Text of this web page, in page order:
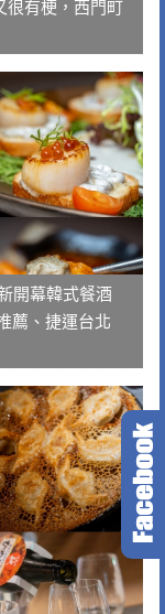
很有梗，西門町
開幕韓式餐酒
薦、捷運台北